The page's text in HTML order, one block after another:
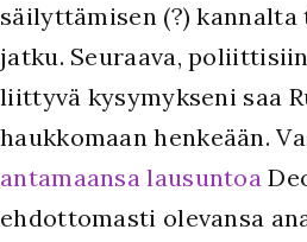
säilyttämisen (?) kannalta
jatku. Seuraava,
liittyvä kysymykseni saa
haukkomaan henkeään.
antamaansa lausuntoa
ehdottomasti olevansa